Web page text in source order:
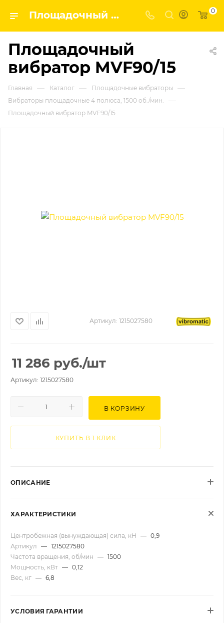
Площадочный вибратор MVF90/15 | Завод строительных и промышленных механизмов VPK 0
Площадочный
вибратор MVF90/15
Главная — Каталог — Площадочные вибраторы —
Вибраторы площадочные 4 полюса, 1500 об./мин. —
Площадочный вибратор MVF90/15
Артикул: 1215027580
11 286 руб./шт
Артикул: 1215027580
В КОРЗИНУ
КУПИТЬ В 1 КЛИК
ОПИСАНИЕ
ХАРАКТЕРИСТИКИ
Центробежная (вынуждающая) сила, кН — 0,9
Артикул — 1215027580
Частота вращения, об/мин — 1500
Мощность, кВт — 0,12
Вес, кг — 6,8
УСЛОВИЯ ГАРАНТИИ